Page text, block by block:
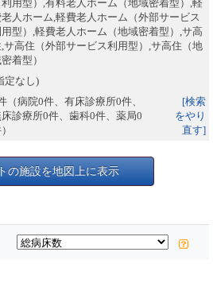
利用型）,有料老人ホーム（地域密着型）,軽
老人ホーム,軽費老人ホーム（外部サービス
用型）,軽費老人ホーム（地域密着型）,サ高
,サ高住（外部サービス利用型）,サ高住（地
着型）
定なし)
（病院0件、有床診療所0件、
床診療所0件、歯科0件、薬局0
[検索
をやり
直す]
の施設を地図上に表示